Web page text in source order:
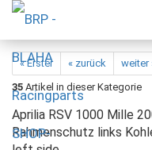
« Erster « zurück weiter
35 Artikel in dieser Kategorie
Aprilia RSV 1000 Mille
Rahmenschutz links